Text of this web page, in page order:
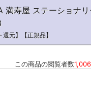
満寿屋 ステーショナ
還元】【正規品】
この商品の閲覧者数1,006